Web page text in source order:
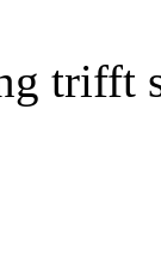
trifft